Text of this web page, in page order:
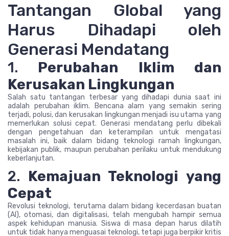
Tantangan Global yang
Harus Dihadapi oleh
Generasi Mendatang
1. Perubahan Iklim dan
Kerusakan Lingkungan
Salah satu tantangan terbesar yang dihadapi dunia saat ini
adalah perubahan iklim. Bencana alam yang semakin sering
terjadi, polusi, dan kerusakan lingkungan menjadi isu utama yang
memerlukan solusi cepat. Generasi mendatang perlu dibekali
dengan pengetahuan dan keterampilan untuk mengatasi
masalah ini, baik dalam bidang teknologi ramah lingkungan,
kebijakan publik, maupun perubahan perilaku untuk mendukung
keberlanjutan.
2. Kemajuan Teknologi yang
Cepat
Revolusi teknologi, terutama dalam bidang kecerdasan buatan
(AI), otomasi, dan digitalisasi, telah mengubah hampir semua
aspek kehidupan manusia. Siswa di masa depan harus dilatih
untuk tidak hanya menguasai teknologi, tetapi juga berpikir kritis